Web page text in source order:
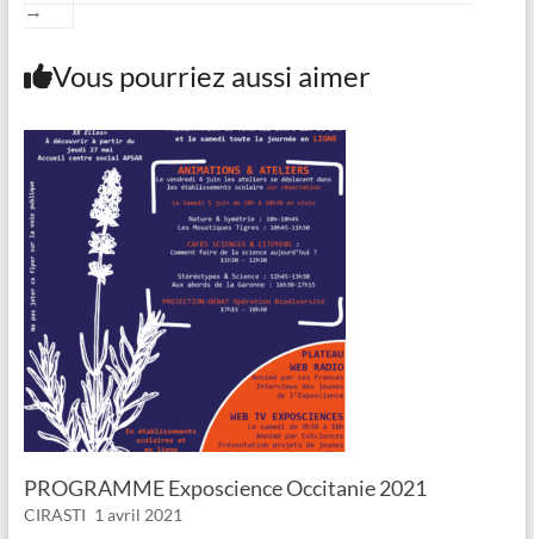
→
Vous pourriez aussi aimer
PROGRAMME Exposcience Occitanie 2021
CIRASTI 1 avril 2021